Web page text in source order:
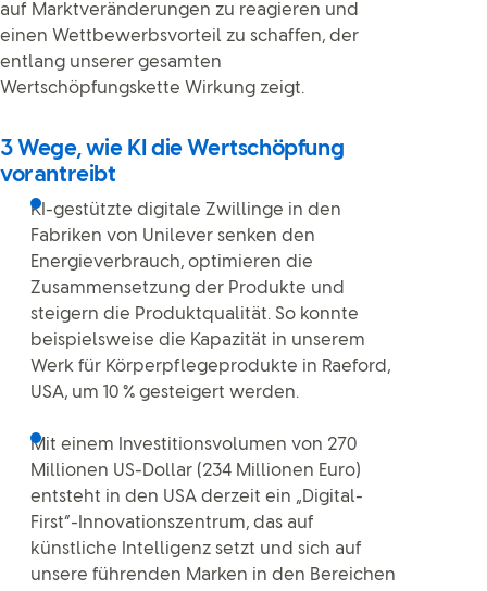
auf Marktveränderungen zu reagieren und
einen Wettbewerbsvorteil zu schaffen, der
entlang unserer gesamten
Wertschöpfungskette Wirkung zeigt.
3 Wege, wie KI die Wertschöpfung
vorantreibt
KI-gestützte digitale Zwillinge in den
Fabriken von Unilever senken den
Energieverbrauch, optimieren die
Zusammensetzung der Produkte und
steigern die Produktqualität. So konnte
beispielsweise die Kapazität in unserem
Werk für Körperpflegeprodukte in Raeford,
USA, um 10 % gesteigert werden.
Mit einem Investitionsvolumen von 270
Millionen US-Dollar (234 Millionen Euro)
entsteht in den USA derzeit ein „Digital-
First“-Innovationszentrum, das auf
künstliche Intelligenz setzt und sich auf
unsere führenden Marken in den Bereichen